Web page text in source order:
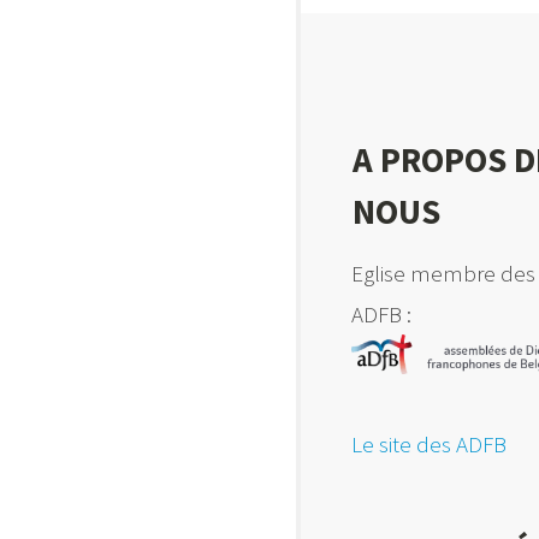
A PROPOS
NOUS
Eglise membre des
ADFB :
Le site des ADFB